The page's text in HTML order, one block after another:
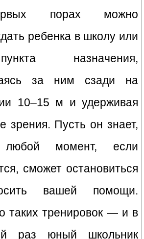
порах можно
ребенка в школу или
назначения,
за ним сзади на
10–15 м и удерживая
зрения. Пусть он знает,
момент, если
сможет остановиться
вашей помощи.
таких тренировок — и в
раз юный школьник